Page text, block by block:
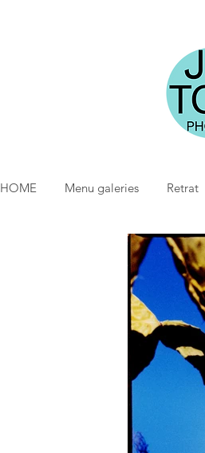
HOME Menu galeries Retrat